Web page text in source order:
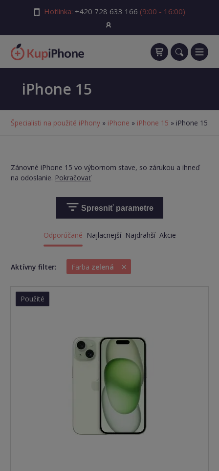
Hotlinka: +420 728 633 166 (9:00 - 16:00)
iPhone 15
Špecialisti na použité iPhony » iPhone » iPhone 15 » iPhone 15
Zánovné iPhone 15 vo výbornom stave, so zárukou a ihneď
na odoslanie. Pokračovať
Spresniť parametre
Odporúčané Najlacnejší Najdrahší Akcie
Aktívny filter: Farba zelená ×
Použité